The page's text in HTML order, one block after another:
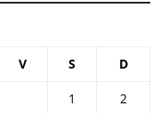
V S D
1
2